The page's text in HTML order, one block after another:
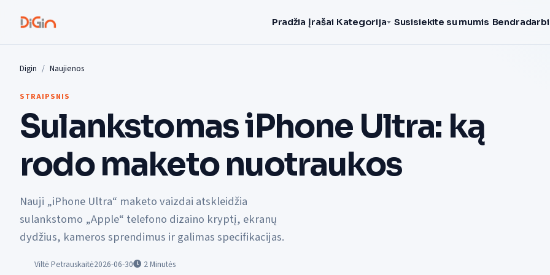
Pradžia Įrašai Kategorija Susisiekite su mumis
Digin Naujienos
STRAIPSNIS
Sulankstomas iPhone Ultra: ką
rodo maketo nuotraukos
Nauji „iPhone Ultra“ maketo vaizdai atskleidžia
sulankstomo „Apple“ telefono dizaino kryptį, ekranų
dydžius, kameros sprendimus ir galimas specifikacijas.
Viltė Petrauskaitė2026-06-30 2Minutės